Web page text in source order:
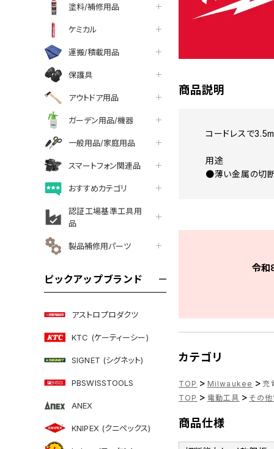
塗料/補修用品
ケミカル
運搬/積載用品
保護具
アウトドア用品
ガーデン用品/機器
一般用品/家庭用品
スマートフォン関連品
おすすめカテゴリ
認証工場基準工具用
品
製品補修用パーツ
ピックアップブランド
アストロプロダクツ
KTC (ケーティーシー)
SIGNET (シグネット)
PBSWISSTOOLS
ANEX
KNIPEX (クニペックス)
商品説明
コードレスで
用途
●薄い金属の切断
令和
カテゴリ
TOP > Milwaukee > 充
TOP > 電動工具 > その
商品仕様